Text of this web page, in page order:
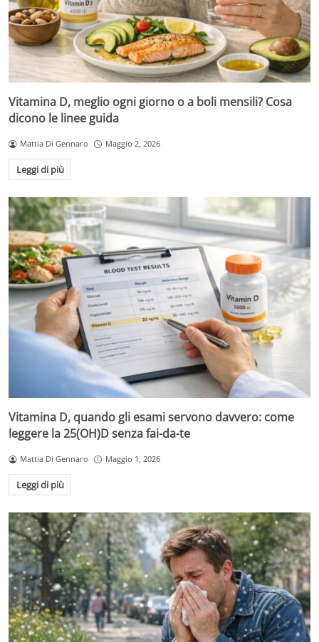
Vitamina D, meglio ogni giorno o a boli mensili? Cosa
dicono le linee guida
Mattia Di Gennaro Maggio 2, 2026
Leggi di più
Vitamina D, quando gli esami servono davvero: come
leggere la 25(OH)D senza fai-da-te
Mattia Di Gennaro Maggio 1, 2026
Leggi di più